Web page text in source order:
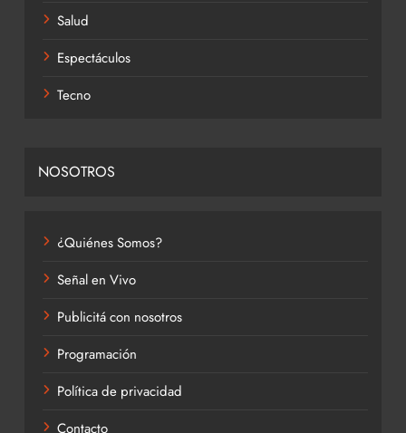
Salud
Espectáculos
Tecno
NOSOTROS
¿Quiénes Somos?
Señal en Vivo
Publicitá con nosotros
Programación
Política de privacidad
Contacto